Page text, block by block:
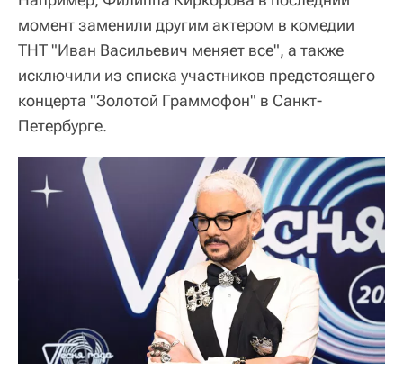
момент заменили другим актером в комедии
ТНТ "Иван Васильевич меняет все", а также
исключили из списка участников предстоящего
концерта "Золотой Граммофон" в Санкт-
Петербурге.